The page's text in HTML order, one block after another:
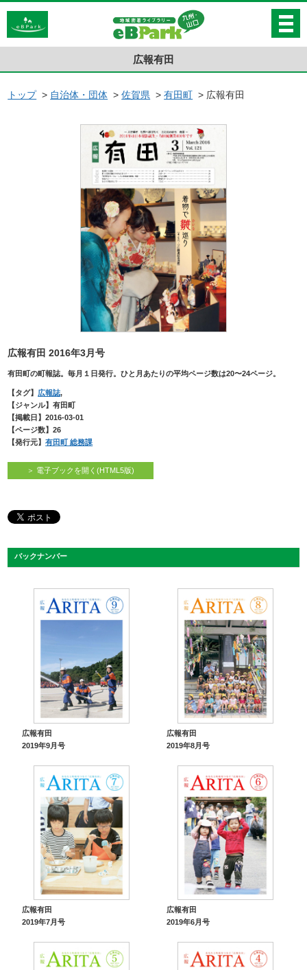
広報有田
トップ> 自治体・団体 >佐賀県 >有田町 > 広報有田
広報有田 2016年3月号
有田町の町報誌。毎月１日発行。ひと月あたりの平均ページ数は20〜24ページ。
【タグ】 広報誌,
【ジャンル】有田町
【掲載日】2016-03-01
【ページ数】26
【発行元】有田町 総務課
＞ 電子ブックを開く(HTML5版)
バックナンバー
広報有田
2019年9月号
広報有田
2019年8月号
広報有田
2019年7月号
広報有田
2019年6月号